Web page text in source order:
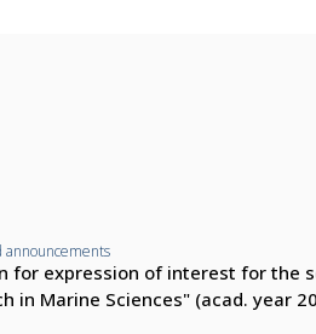
announcements
for expression of interest for the
in Marine Sciences" (acad. year